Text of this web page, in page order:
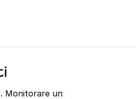
Monitorare un